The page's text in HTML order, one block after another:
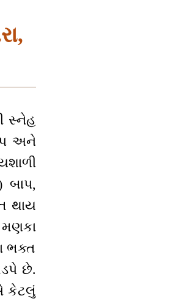
સ્નેહ
અને
બાપ,
થાય
મણકા
ભક્ત
છે.
કેટલું